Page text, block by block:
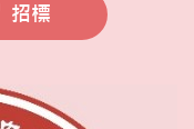
招標